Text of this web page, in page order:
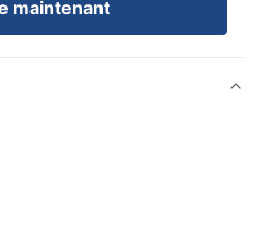
maintenant